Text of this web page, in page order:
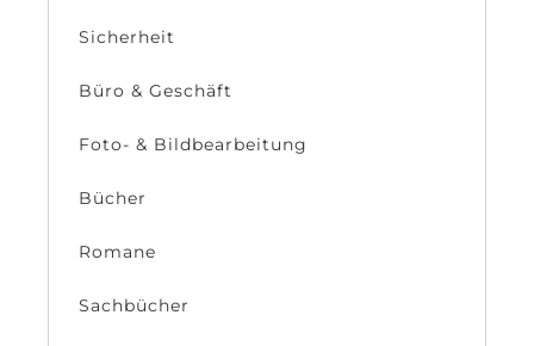
Sicherheit
Büro & Geschäft
Foto- & Bildbearbeitung
Bücher
Romane
Sachbücher